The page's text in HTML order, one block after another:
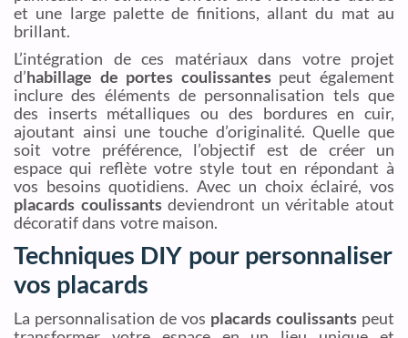
et une large palette de finitions, allant du mat au
brillant.
L’intégration de ces matériaux dans votre projet
d’habillage de portes coulissantespeut également
inclure des éléments de personnalisation tels que
des inserts métalliques ou des bordures en cuir,
ajoutant ainsi une touche d’originalité. Quelle que
soit votre préférence, l’objectif est de créer un
espace qui reflète votre style tout en répondant à
vos besoins quotidiens. Avec un choix éclairé, vos
placards coulissantsdeviendront un véritable atout
décoratif dans votre maison.
Techniques DIY pour personnaliser
vos placards
La personnalisation de vos placards coulissants peut